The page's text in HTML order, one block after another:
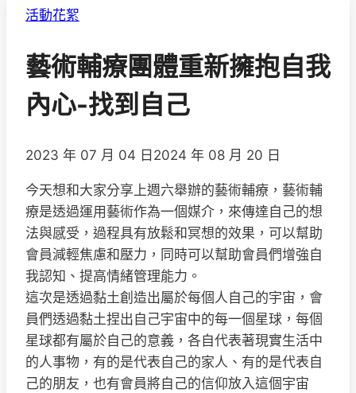
活動花絮
藝術輔療團體重新擁抱自我
內心-找到自己
2023 年 07 月 04 日 2024 年 08 月 20 日
今天想和大家分享上週六舉辦的藝術輔療，藝術輔
療是透過運用藝術作為一個媒介，來傳達自己的想
法與感受，過程具有放鬆和冥想的效果，可以幫助
會員減輕焦慮和壓力，同時可以幫助會員們增強自
我認知、提高情緒管理能力。
這次是透過黏土創造出屬於每個人自己的宇宙，會
員們透過黏土捏出自己宇宙中的每一個星球，每個
星球都有屬於自己的意義，各自代表著現實生活中
的人事物，有的是代表自己的家人、有的是代表自
己的朋友，也有會員將自己的信仰放入這個宇宙